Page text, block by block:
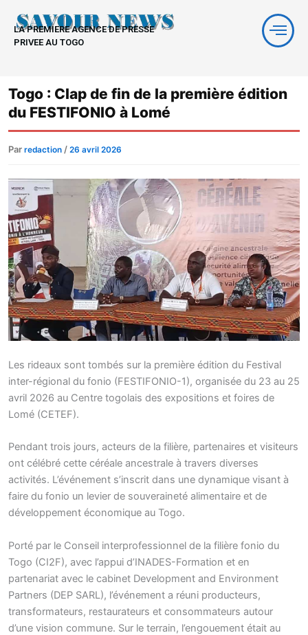
contenu
LA PREMIERE AGENCE DE PRESSE
PRIVEE AU TOGO
Togo : Clap de fin de la première édition
du FESTIFONIO à Lomé
Par redaction / 26 avril 2026
Les rideaux sont tombés sur la première édition du Festival
inter-régional du fonio (FESTIFONIO-1), organisée du 23 au 25
avril 2026 au Centre togolais des expositions et foires de
Lomé (CETEF).
Pendant trois jours, acteurs de la filière, partenaires et visiteurs
ont célébré cette céréale ancestrale à travers diverses
activités. L’événement s’inscrit dans une dynamique visant à
faire du fonio un levier de souveraineté alimentaire et de
développement économique au Togo.
Porté par le Conseil interprofessionnel de la filière fonio du
Togo (CI2F), avec l’appui d’INADES-Formation et en
partenariat avec le cabinet Development and Environment
Partners (DEP SARL), l’événement a réuni producteurs,
transformateurs, restaurateurs et consommateurs autour
d’une vision commune. Sur le terrain, l’engouement était au